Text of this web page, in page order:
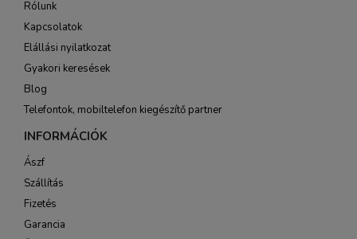
Rólunk
Kapcsolatok
Elállási nyilatkozat
Gyakori keresések
Blog
Telefontok, mobiltelefon kiegészítő partner
INFORMÁCIÓK
Ászf
Szállítás
Fizetés
Garancia